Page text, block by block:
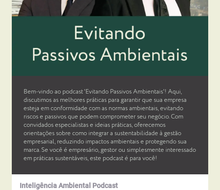
Bem-vindo ao podcast 'Evitando Passivos Ambientais'! Aqui,
discutimos as melhores práticas para garantir que sua empresa
esteja em conformidade com as normas ambientais, evitando
riscos e passivos que podem comprometer seu negócio. Com
convidados especialistas e ideias práticas, oferecemos
orientações sobre como integrar a sustentabilidade à gestão
empresarial, reduzindo impactos ambientais e protegendo sua
marca. Se você é empresário, gestor ou simplesmente interessado
em práticas sustentáveis, este podcast é para você!
Inteligência Ambiental Podcast